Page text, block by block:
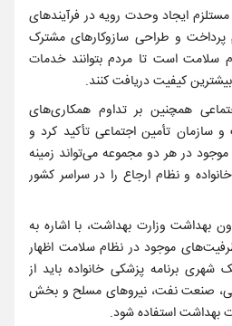
ایجاد وحدت رویه در فرآیندهای
پرداخت و طراحی سازوکارهای مشترک
است تا مردم بتوانند خدمات
کیفیت دریافت کنند.
همچنین بر تداوم همکاری‌های
سازمان تأمین اجتماعی تأکید کرد و
در هر دو مجموعه می‌تواند زمینه
و نظام ارجاع را در سراسر کشور
بهداشت وزارت بهداشت، با اشاره به
موجود در نظام سلامت اظهار
برنامه پزشکی خانواده باید از
صنعت نفت، نیروهای مسلح و بخش
بهداشت استفاده شود.